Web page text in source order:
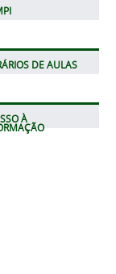
DE AULAS
À